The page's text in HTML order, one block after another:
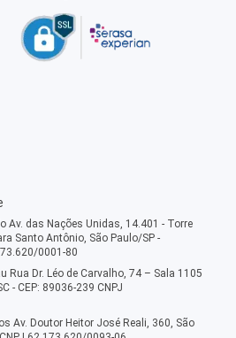
Av. das Nações Unidas, 14.401 - Torre
Santo Antônio, São Paulo/SP -
0001-80
Rua Dr. Léo de Carvalho, 74 – Sala 1105
- CEP: 89036-239 CNPJ
Av. Doutor Heitor José Reali, 360, São